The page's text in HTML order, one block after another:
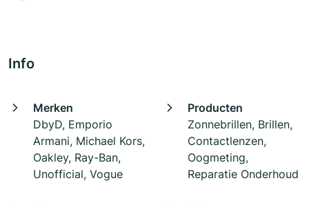
Info
Merken
DbyD, Emporio
Armani, Michael Kors,
Oakley, Ray-Ban,
Unofficial, Vogue
Producten
Zonnebrillen, Brillen,
Contactlenzen,
Oogmeting,
Reparatie Onderhoud